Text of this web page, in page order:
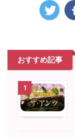
おすすめ記事
1